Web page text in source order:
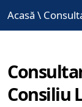
Acasă \
Consiliu